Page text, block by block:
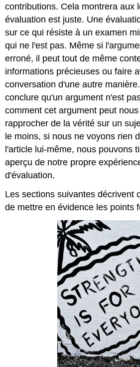
Faites
l'éloge
de
l'argument
en
faveur
la
formulation
d'un
problème
de
manière
utile
Félicitez-
d'avoir
soulevé
question
importante
11
contributions. Cela montrera aux
évaluation est juste. Une
sur ce qui résiste à un examen
qui ne l'est pas. Même si
erroné, il peut tout de même
informations précieuses ou faire
conversation d'une autre
conclure qu'un argument n'est
comment cet argument peut
rapprocher de la vérité sur un
le moins, si nous ne voyons rien
l'article lui-même, nous pouvons
aperçu de notre propre
d'évaluation.
Les sections suivantes décrivent
de mettre en évidence les points